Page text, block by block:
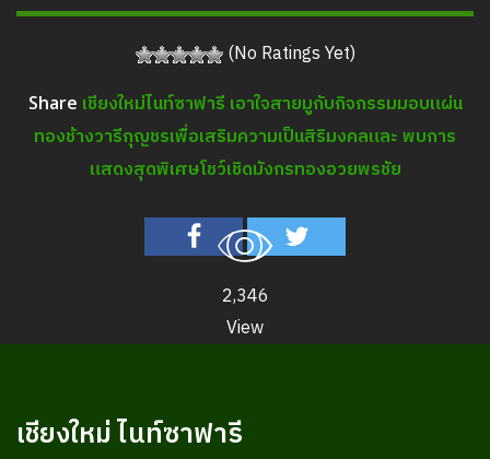
(No Ratings Yet)
Share เชียงใหม่ไนท์ซาฟารี เอาใจสายมูกับกิจกรรมมอบแผ่น
ทองช้างวารีกุญชรเพื่อเสริมความเป็นสิริมงคลและ พบการ
แสดงสุดพิเศษโชว์เชิดมังกรทองอวยพรชัย
2,346
View
เชียงใหม่ ไนท์ซาฟารี